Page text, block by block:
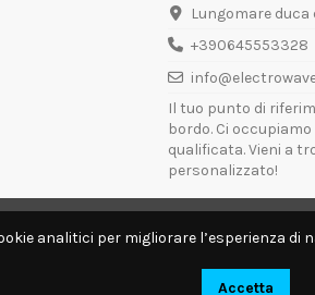
Lungomare
+390645553328
Il tuo punto di
bordo. Ci
qualificata. Vieni a
personalizzato!
Orari di Apertura:
Lunedì - Venerdì:
Disponibili per
analitici per migliorare l’esperienza di
Accetta